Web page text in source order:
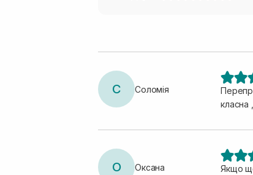
С Соломія
класна
О Оксана
Якщо